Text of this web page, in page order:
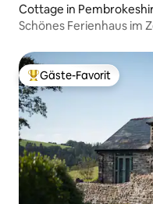
Cottage in
Schönes Ferienhaus im
Beliebter Gäste-Favorit.
Gäste-Favorit